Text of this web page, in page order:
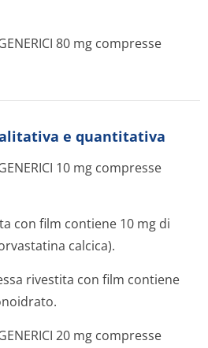
80 mg compresse
e quantitativa
10 mg compresse
con film contiene 10 mg di
calcica).
rivestita con film contiene
20 mg compresse